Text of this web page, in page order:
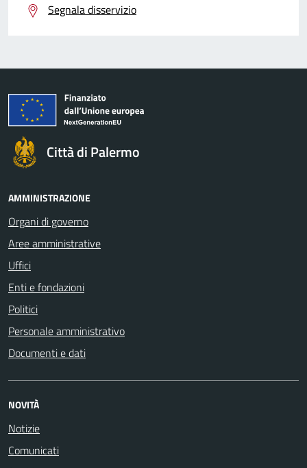
Segnala disservizio
Città di Palermo
AMMINISTRAZIONE
Organi di governo
Aree amministrative
Uffici
Enti e fondazioni
Politici
Personale amministrativo
Documenti e dati
NOVITÀ
Notizie
Comunicati